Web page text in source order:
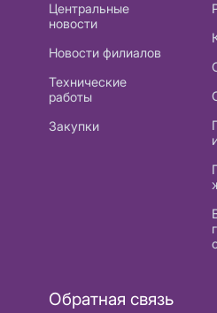
Центральные
новости
Новости филиалов
Технические
работы
Закупки
Обратная связь